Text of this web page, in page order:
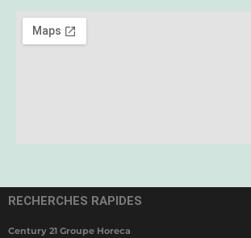
RECHERCHES RAPIDES
Century 21 Groupe Horeca